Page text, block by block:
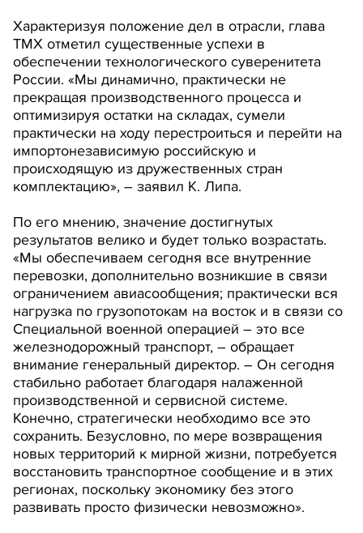
Характеризуя положение дел в отрасли, глава
ТМХ отметил существенные успехи в
обеспечении технологического суверенитета
России. «Мы динамично, практически не
прекращая производственного процесса и
оптимизируя остатки на складах, сумели
практически на ходу перестроиться и перейти на
импортонезависимую российскую и
происходящую из дружественных стран
комплектацию», – заявил К. Липа.
По его мнению, значение достигнутых
результатов велико и будет только возрастать.
«Мы обеспечиваем сегодня все внутренние
перевозки, дополнительно возникшие в связи
ограничением авиасообщения; практически вся
нагрузка по грузопотокам на восток и в связи со
Специальной военной операцией – это все
железнодорожный транспорт, – обращает
внимание генеральный директор. – Он сегодня
стабильно работает благодаря налаженной
производственной и сервисной системе.
Конечно, стратегически необходимо все это
сохранить. Безусловно, по мере возвращения
новых территорий к мирной жизни, потребуется
восстановить транспортное сообщение и в этих
регионах, поскольку экономику без этого
развивать просто физически невозможно».